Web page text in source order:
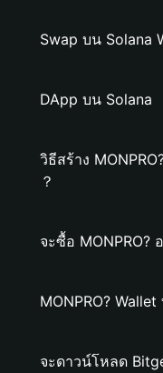
Swap บน Solana
DApp บน Solana
วิธีสร้าง
？
จะซื้อ MONPRO?
MONPRO?
จะดาวน์โหลด